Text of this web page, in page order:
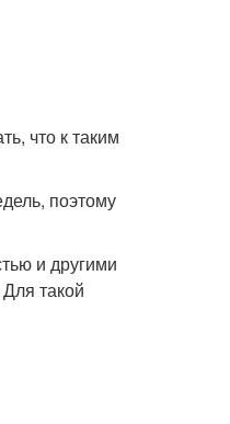
что к таким
поэтому
и другими
такой